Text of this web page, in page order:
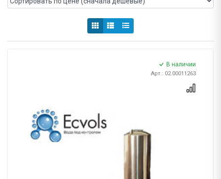
В наличии
Арт.: 02.00011263